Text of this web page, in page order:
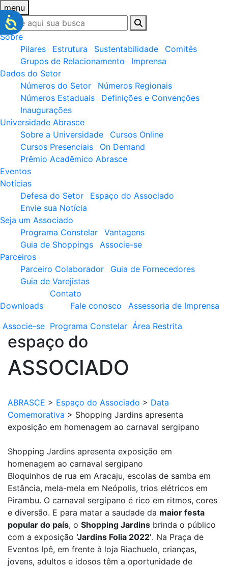
menu
Sobre
Pilares
Estrutura Sustentabilidade
Comitês
Grupos de Relacionamento
Imprensa
Dados do Setor
Números do Setor
Números Regionais
Números Estaduais
Definições e Convenções
Inaugurações
Universidade Abrasce
Sobre a Universidade
Cursos Online
Cursos Presenciais
On Demand
Prêmio Acadêmico Abrasce
Eventos
Notícias
Defesa do Setor
Espaço do Associado
Envie sua Notícia
Seja um Associado
Programa Constelar
Vantagens
Guia de Shoppings
Associe-se
Parceiros
Parceiro Colaborador
Guia de Fornecedores
Guia de Varejistas
Downloads
Contato
Fale conosco
Assessoria de Imprensa
Associe-se Programa Constelar Área Restrita
espaço do
ASSOCIADO
ABRASCE > Espaço do Associado > Data
Comemorativa > Shopping Jardins apresenta
exposição em homenagem ao carnaval sergipano
Shopping Jardins apresenta exposição em
homenagem ao carnaval sergipano
Bloquinhos de rua em Aracaju, escolas de samba em
Estância, mela-mela em Neópolis, trios elétricos em
Pirambu. O carnaval sergipano é rico em ritmos, cores
e diversão. E para matar a saudade da maior festa
popular do país, o Shopping Jardins brinda o público
com a exposição ‘Jardins Folia 2022’. Na Praça de
Eventos Ipê, em frente à loja Riachuelo, crianças,
jovens, adultos e idosos têm a oportunidade de